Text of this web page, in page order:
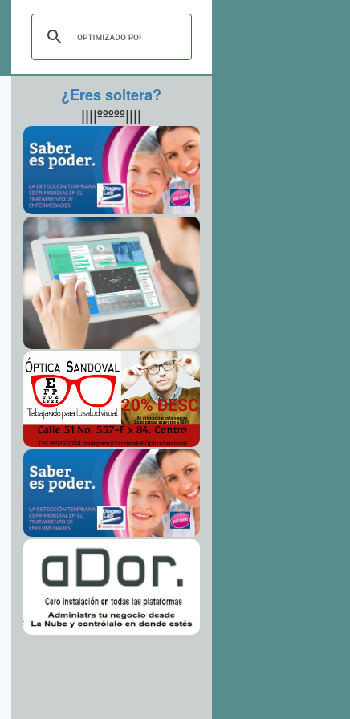
¿Eres soltera?
||||ººººº||||